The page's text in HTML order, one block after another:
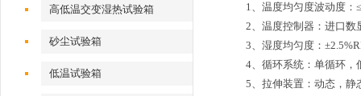
高低温交变湿热试验箱
砂尘试验箱
低温试验箱
1、温度均匀度波动度
2、温度控制器：进口数
3、湿度均匀度：
4、循环系统：单循环，
5、拉伸装置：动态，静